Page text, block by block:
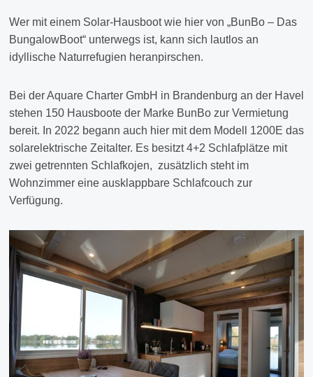
Wer mit einem Solar-Hausboot wie hier von „BunBo – Das
BungalowBoot“ unterwegs ist, kann sich lautlos an
idyllische Naturrefugien heranpirschen.
Bei der Aquare Charter GmbH in Brandenburg an der Havel
stehen 150 Hausboote der Marke BunBo zur Vermietung
bereit. In 2022 begann auch hier mit dem Modell 1200E das
solarelektrische Zeitalter. Es besitzt 4+2 Schlafplätze mit
zwei getrennten Schlafkojen, zusätzlich steht im
Wohnzimmer eine ausklappbare Schlafcouch zur
Verfügung.